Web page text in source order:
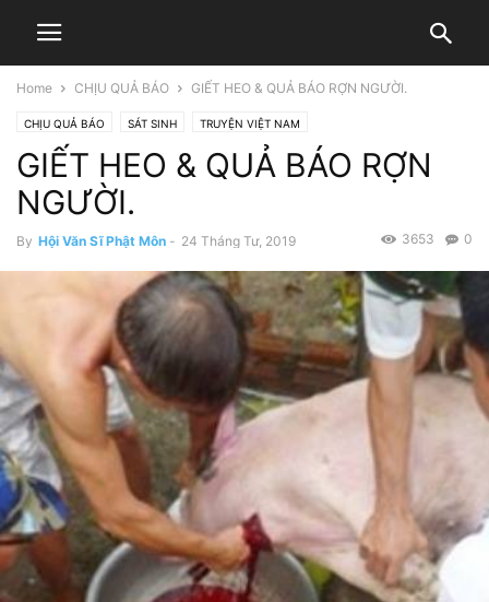
Home CHỊU QUẢ BÁO GIẾT HEO & QUẢ BÁO RỢN NGƯỜI.
CHỊU QUẢ BÁO SÁT SINH TRUYỆN VIỆT NAM
GIẾT HEO & QUẢ BÁO RỢN
NGƯỜI.
By Hội Văn Sĩ Phật Môn - 24 Tháng Tư, 2019 0
3653